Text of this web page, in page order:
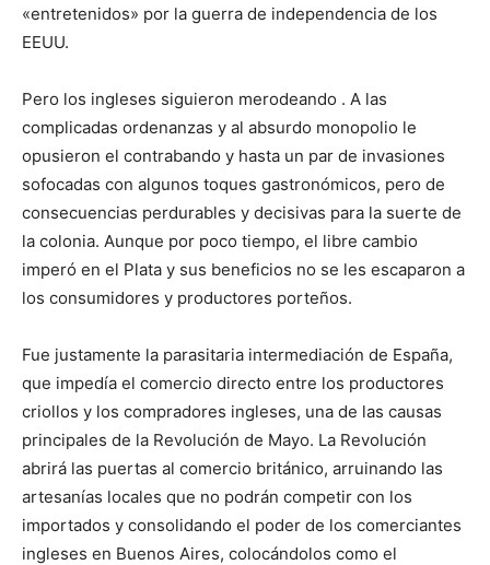
«entretenidos» por la guerra de independencia de los
EEUU.
Pero los ingleses siguieron merodeando . A las
complicadas ordenanzas y al absurdo monopolio le
opusieron el contrabando y hasta un par de invasiones
sofocadas con algunos toques gastronómicos, pero de
consecuencias perdurables y decisivas para la suerte de
la colonia. Aunque por poco tiempo, el libre cambio
imperó en el Plata y sus beneficios no se les escaparon a
los consumidores y productores porteños.
Fue justamente la parasitaria intermediación de España,
que impedía el comercio directo entre los productores
criollos y los compradores ingleses, una de las causas
principales de la Revolución de Mayo. La Revolución
abrirá las puertas al comercio británico, arruinando las
artesanías locales que no podrán competir con los
importados y consolidando el poder de los comerciantes
ingleses en Buenos Aires, colocándolos como el